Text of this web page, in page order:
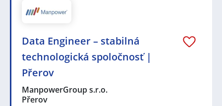
Data Engineer – stabilná
technologická spoločnosť |
Přerov
ManpowerGroup s.r.o.
Přerov